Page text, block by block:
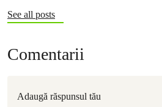
See all posts
Comentarii
Adaugă răspunsul tău